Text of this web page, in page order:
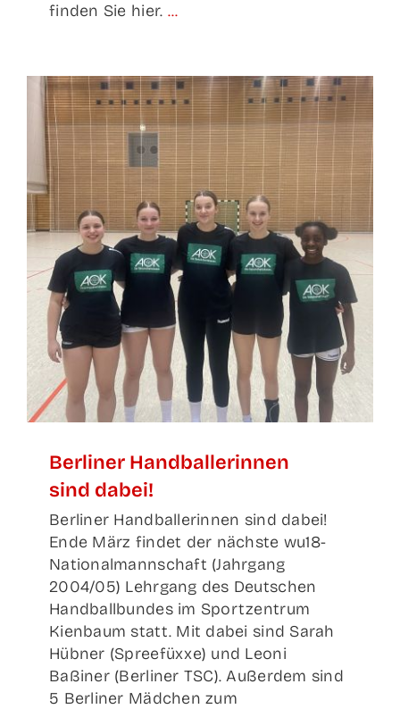
finden Sie hier. ...
Ber­li­ner Hand­bal­le­rin­nen
sind dabei!
Berliner Handballerinnen sind dabei!
Ende März findet der nächste wu18-
Nationalmannschaft (Jahrgang
2004/05) Lehrgang des Deutschen
Handballbundes im Sportzentrum
Kienbaum statt. Mit dabei sind Sarah
Hübner (Spreefüxxe) und Leoni
Baßiner (Berliner TSC). Außerdem sind
5 Berliner Mädchen zum